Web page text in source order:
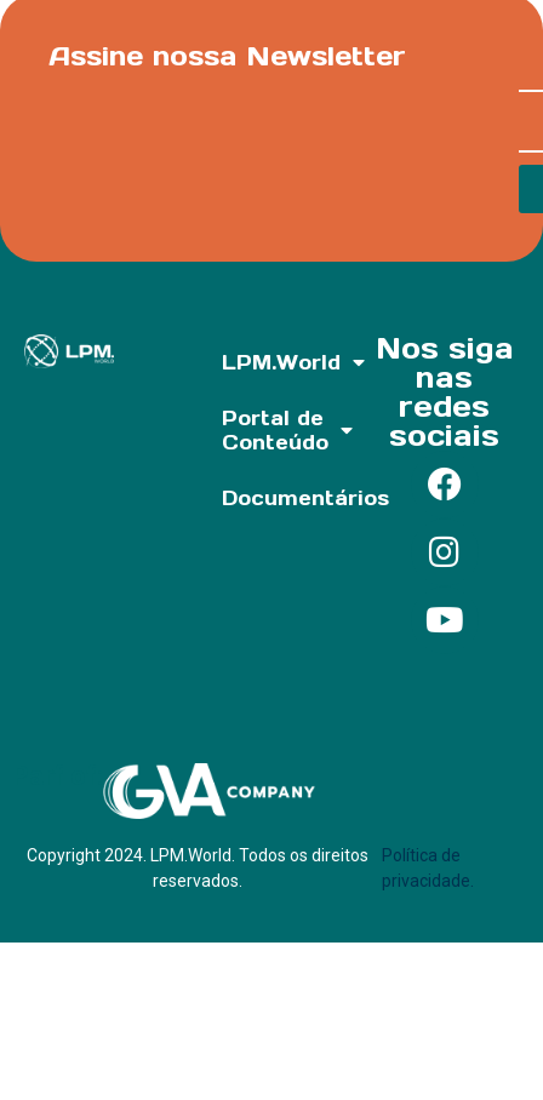
Assine nossa Newsletter
LPM.World
Portal de
Conteúdo
Documentários
Nos siga
nas
redes
sociais
Copyright 2024. LPM.World. Todos os direitos
reservados.
Política de
privacidade.